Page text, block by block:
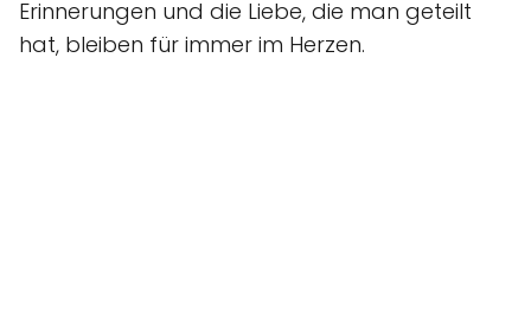
Erinnerungen und die Liebe, die man geteilt
hat, bleiben für immer im Herzen.